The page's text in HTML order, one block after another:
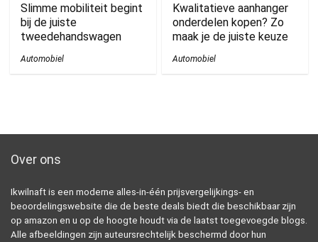
Slimme mobiliteit begint
bij de juiste
tweedehandswagen
Automobiel
Kwalitatieve aanhanger
onderdelen kopen? Zo
maak je de juiste keuze
Automobiel
Over ons
Ikwilnaft is een moderne alles-in-één prijsvergelijkings- en
beoordelingswebsite die de beste deals biedt die beschikbaar zijn
op amazon en u op de hoogte houdt via de laatst toegevoegde blogs.
Alle afbeeldingen zijn auteursrechtelijk beschermd door hun